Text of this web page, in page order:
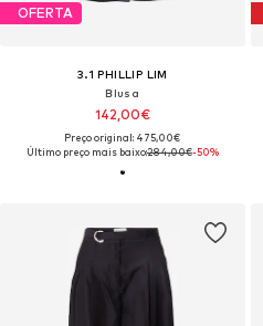
OFERTA
3.1 PHILLIP LIM
Blusa
142,00€
Preço original: 475,00€
Último preço mais baixo:284,00€-50%